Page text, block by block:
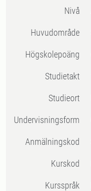
Nivå
Huvudområde
högskolepoäng
Studietakt
Studieort
Undervisningsform
Anmälningskod
Kurskod
Kursspråk